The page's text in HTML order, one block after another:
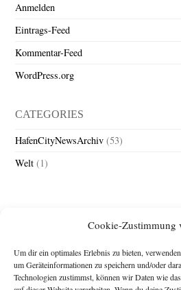
Cookie-Zustimmung
Um dir ein optimales Erlebnis zu bieten,
um Geräteinformationen zu speichern und/oder
Technologien zustimmst, können wir Daten wie
Anmelden
Eintrags-Feed
Kommentar-Feed
WordPress.org
CATEGORIES
HafenCityNewsArchiv (53)
Welt (1)